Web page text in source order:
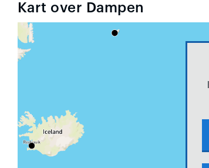
Kart over Dampen